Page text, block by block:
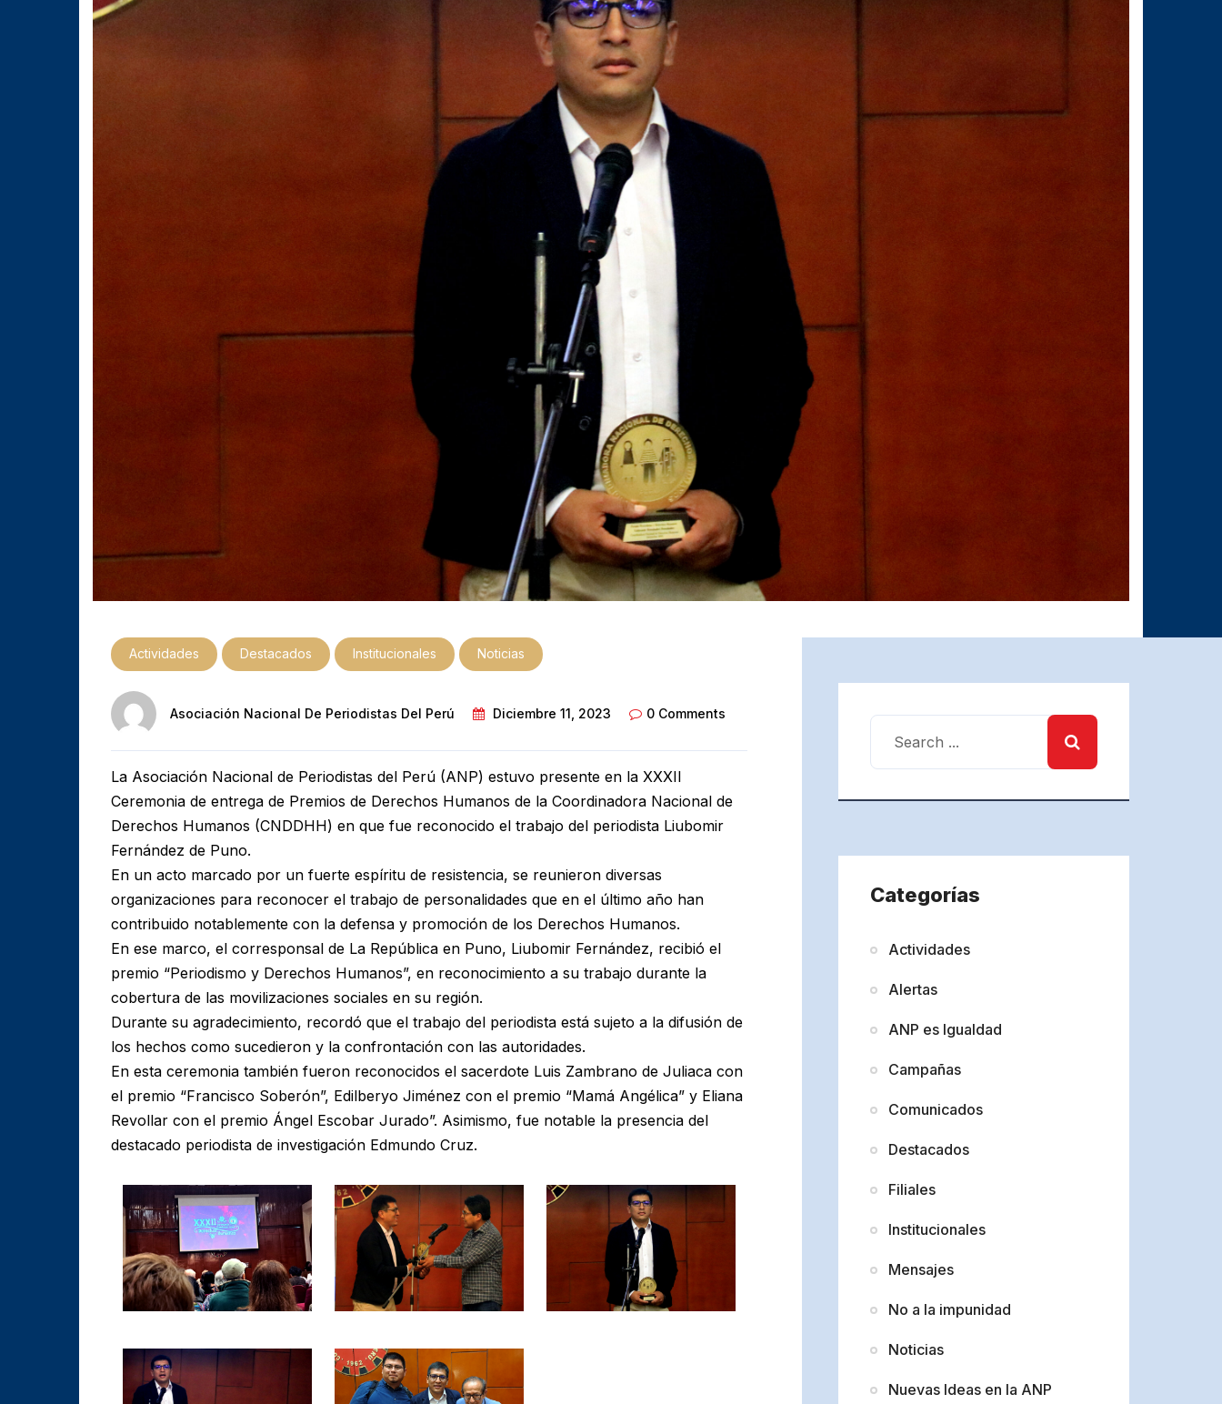
Actividades Destacados Institucionales Noticias
Asociación Nacional De Periodistas Del Perú Diciembre 11, 2023 0 Comments
La Asociación Nacional de Periodistas del Perú (ANP) estuvo presente en la XXXII
Ceremonia de entrega de Premios de Derechos Humanos de la Coordinadora Nacional de
Derechos Humanos (CNDDHH) en que fue reconocido el trabajo del periodista Liubomir
Fernández de Puno.
En un acto marcado por un fuerte espíritu de resistencia, se reunieron diversas
organizaciones para reconocer el trabajo de personalidades que en el último año han
contribuido notablemente con la defensa y promoción de los Derechos Humanos.
En ese marco, el corresponsal de La República en Puno, Liubomir Fernández, recibió el
premio “Periodismo y Derechos Humanos”, en reconocimiento a su trabajo durante la
cobertura de las movilizaciones sociales en su región.
Durante su agradecimiento, recordó que el trabajo del periodista está sujeto a la difusión de
los hechos como sucedieron y la confrontación con las autoridades.
En esta ceremonia también fueron reconocidos el sacerdote Luis Zambrano de Juliaca con
el premio “Francisco Soberón”, Edilberyo Jiménez con el premio “Mamá Angélica” y Eliana
Revollar con el premio Ángel Escobar Jurado”. Asimismo, fue notable la presencia del
destacado periodista de investigación Edmundo Cruz.
Categorías
Actividades
Alertas
ANP es Igualdad
Campañas
Comunicados
Destacados
Filiales
Institucionales
Mensajes
No a la impunidad
Noticias
Nuevas Ideas en la ANP